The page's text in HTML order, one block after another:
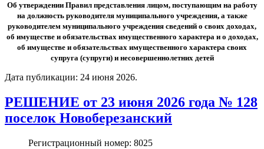
Об утверждении Правил представления лицом, поступающим на работу
на должность руководителя муниципального учреждения, а также
руководителем муниципального учреждения сведений о своих доходах,
об имуществе и обязательствах имущественного характера и о доходах,
об имуществе и обязательствах имущественного характера своих
супруга (супруги) и несовершеннолетних детей
Дата публикации: 24 июня 2026.
РЕШЕНИЕ от 23 июня 2026 года № 128
поселок Новоберезанский
Регистрационный номер: 8025